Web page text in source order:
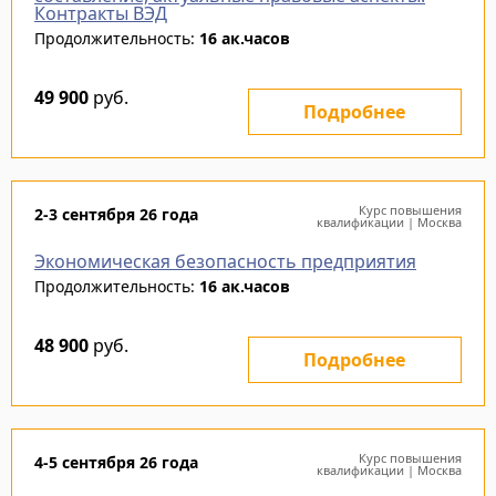
Контракты ВЭД
Продолжительность: 16 ак.часов
49 900 руб.
Подробнее
2-3 сентября 26 года Курс повышения
квалификации | Москва
Экономическая безопасность предприятия
Продолжительность: 16 ак.часов
48 900 руб.
Подробнее
4-5 сентября 26 года Курс повышения
квалификации | Москва